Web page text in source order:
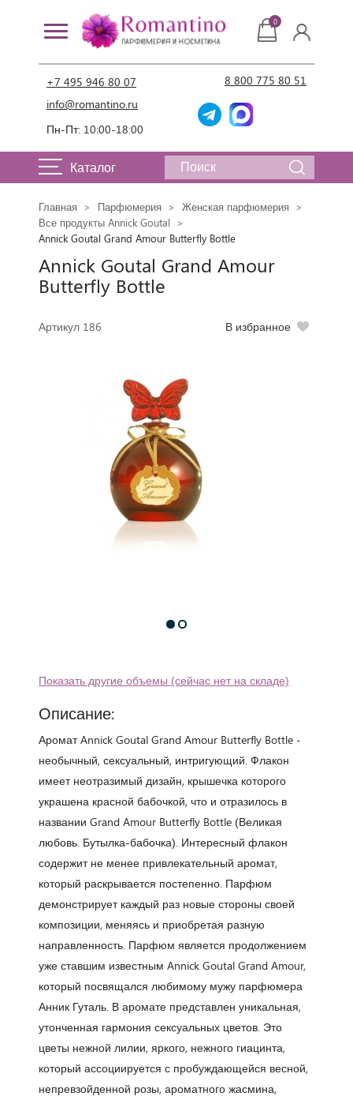
+7 495 946 80 07
info@romantino.ru
Пн-Пт: 10:00-18:00
8 800 775 80 51
0
Каталог
Главная Парфюмерия
Женская парфюмерия
Все продукты Annick Goutal
Annick Goutal Grand Amour Butterfly Bottle
Annick Goutal Grand Amour
Butterfly Bottle
Артикул 186 В избранное
Показать другие объемы (сейчас нет на складе)
Описание:
Аромат Annick Goutal Grand Amour Butterfly Bottle -
необычный, сексуальный, интригующий. Флакон
имеет неотразимый дизайн, крышечка которого
украшена красной бабочкой, что и отразилось в
названии Grand Amour Butterfly Bottle (Великая
любовь. Бутылка-бабочка). Интересный флакон
содержит не менее привлекательный аромат,
который раскрывается постепенно. Парфюм
демонстрирует каждый раз новые стороны своей
композиции, меняясь и приобретая разную
направленность. Парфюм является продолжением
уже ставшим известным Annick Goutal Grand Amour,
который посвящался любимому мужу парфюмера
Анник Гуталь. В аромате представлен уникальная,
утонченная гармония сексуальных цветов. Это
цветы нежной лилии, яркого, нежного гиацинта,
который ассоциируется с пробуждающейся весной,
непревзойденной розы, ароматного жасмина,